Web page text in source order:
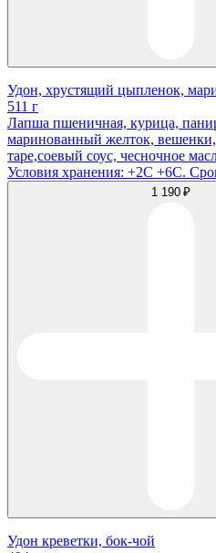
Удон, хрустящий цыпленок,
511 г
Лапша пшеничная, курица,
маринованный желток, вешенки,
таре,соевый соус, чесночное
Условия хранения: +2С +6С.
1 190 ₽
Удон креветки, бок-чой